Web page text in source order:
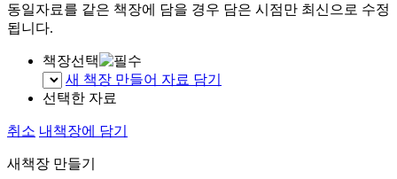
동일자료를 같은 책장에 담을 경우 담은 시점만 최신으로 수정
됩니다.
책장선택
새 책장 만들어 자료 담기
선택한 자료
취소 내책장에 담기
새책장 만들기